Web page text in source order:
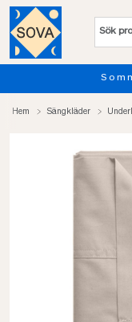
Sommarrea upp
Hem Sängkläder